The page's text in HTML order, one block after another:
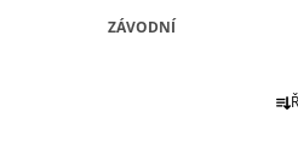
ZÁVODNÍ
Ř